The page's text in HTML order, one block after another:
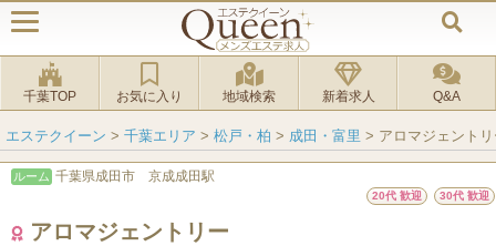
千葉TOP お気に入り 地域検索 新着求人 Q&A
エステクイーン > 千葉エリア > 松戸・柏 > 成田・富里 > アロマジェント
ルーム 千葉県成田市 京成成田駅
20代 歓迎 30代 歓迎
アロマジェントリー